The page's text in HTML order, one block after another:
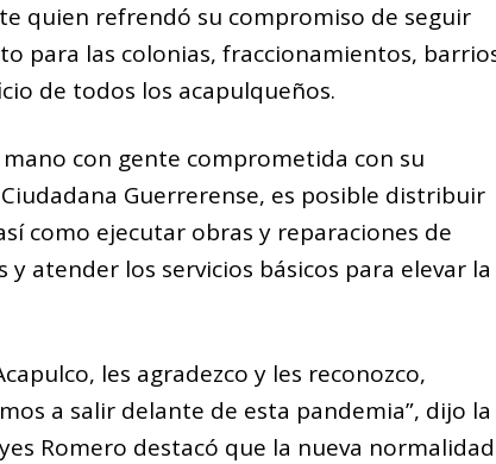
quien refrendó su compromiso de seguir
para las colonias, fraccionamientos,
de todos los acapulqueños.
con gente comprometida con su
Guerrerense, es posible distribuir
como ejecutar obras y reparaciones de
atender los servicios básicos para elevar la
les agradezco y les reconozco,
a salir delante de esta pandemia”, dijo la
Romero destacó que la nueva normalidad